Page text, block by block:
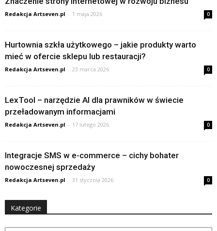
Redakcja Artseven.pl - 1 maja 2026 0
Hurtownia szkła użytkowego – jakie produkty warto
mieć w ofercie sklepu lub restauracji?
Redakcja Artseven.pl - 23 marca 2026 0
LexTool – narzędzie AI dla prawników w świecie
przeładowanym informacjami
Redakcja Artseven.pl - 17 lutego 2026 0
Integracje SMS w e-commerce – cichy bohater
nowoczesnej sprzedaży
Redakcja Artseven.pl - 31 stycznia 2026 0
Kategorie
Kategorie